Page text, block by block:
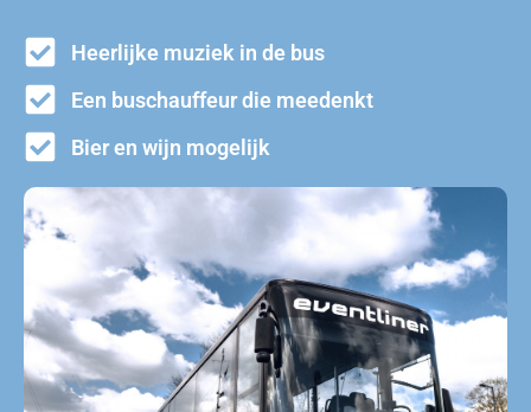
Partybus huren Renesse
Heerlijke muziek in de bus
Een buschauffeur die meedenkt
Bier en wijn mogelijk